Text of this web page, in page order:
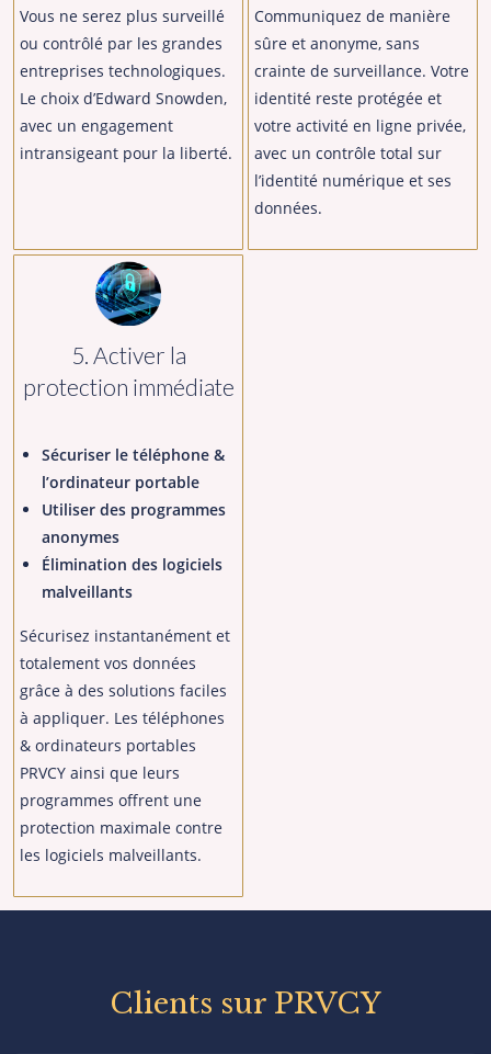
Vous ne serez plus surveillé
ou contrôlé par les grandes
entreprises technologiques.
Le choix d’Edward Snowden,
avec un engagement
intransigeant pour la liberté.
Communiquez de manière
sûre et anonyme, sans
crainte de surveillance. Votre
identité reste protégée et
votre activité en ligne privée,
avec un contrôle total sur
l’identité numérique et ses
données.
5. Activer la
protection immédiate
Sécuriser le téléphone &
l’ordinateur portable
Utiliser des programmes
anonymes
Élimination des logiciels
malveillants
Sécurisez instantanément et
totalement vos données
grâce à des solutions faciles
à appliquer. Les téléphones
& ordinateurs portables
PRVCY ainsi que leurs
programmes offrent une
protection maximale contre
les logiciels malveillants.
Clients sur PRVCY